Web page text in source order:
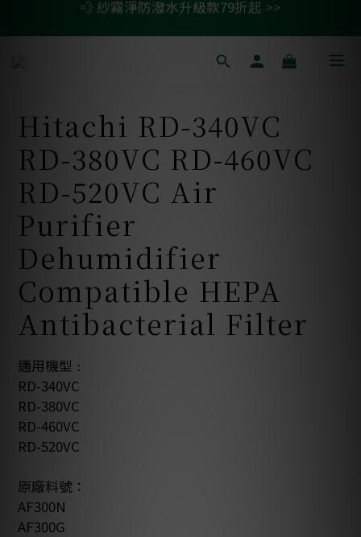
🚗 汽車濾網買一送一 >>
💫 清淨/除濕機濾網任二件 贈除臭活性碳包 >>
🚗 汽車濾網買一送一 >>
Hitachi RD-340VC
RD-380VC RD-460VC
RD-520VC Air
Purifier
Dehumidifier
Compatible HEPA
Antibacterial Filter
適用機型﹕
RD-340VC
RD-380VC
RD-460VC
RD-520VC
原廠料號：
AF300N
AF300G